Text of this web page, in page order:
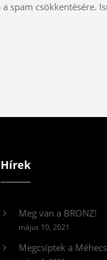
spam csökkentésére.
Hírek
Meg van a BRONZ!
május 10, 2021
Megcsíptek a